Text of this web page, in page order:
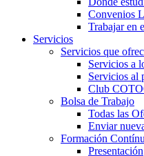
Convenios
Trabajar en
Servicios
Servicios que
Servicios a
Servicios al
Club
Bolsa de Trabajo
Todas las
Enviar
Formación
Presentación